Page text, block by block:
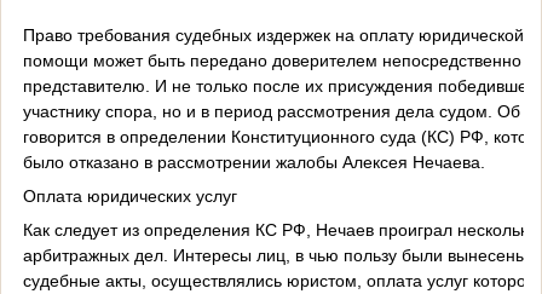
Право требования судебных издержек на оплату юридической
помощи может быть передано доверителем непосредственно
представителю. И не только после их присуждения
участнику спора, но и в период рассмотрения дела судом. Об
говорится в определении Конституционного суда (КС) РФ,
было отказано в рассмотрении жалобы Алексея Нечаева.
Оплата юридических услуг
Как следует из определения КС РФ, Нечаев проиграл несколько
арбитражных дел. Интересы лиц, в чью пользу были вынесены
судебные акты, осуществлялись юристом, оплата услуг